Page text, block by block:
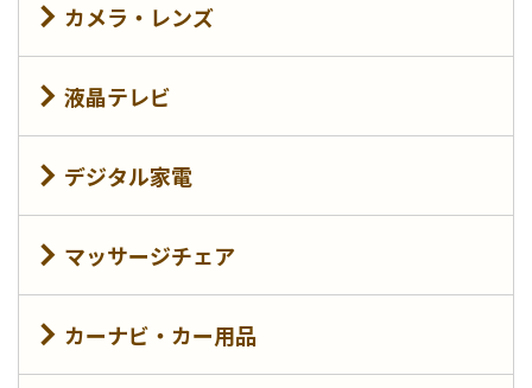
カメラ・レンズ
液晶テレビ
デジタル家電
マッサージチェア
カーナビ・カー用品